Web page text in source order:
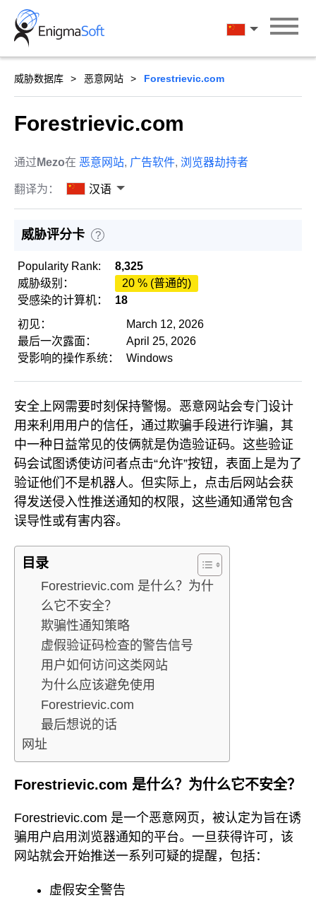
Skip
content
汉语
威胁数据库 恶意网站 Forestrievic.com
Forestrievic.com
通过 Mezo在 恶意网站, 广告软件, 浏览器劫持者
翻译为： 汉语
威胁评分卡 ?
Popularity Rank:
8,325
威胁级别：
20 % (普通的)
受感染的计算机：
18
初见：
March 12, 2026
最后一次露面：
April 25, 2026
受影响的操作系统：
Windows
安全上网需要时刻保持警惕。恶意网站会专门设计
用来利用用户的信任，通过欺骗手段进行诈骗，其
中一种日益常见的伎俩就是伪造验证码。这些验证
码会试图诱使访问者点击“允许”按钮，表面上是为了
验证他们不是机器人。但实际上，点击后网站会获
得发送侵入性推送通知的权限，这些通知通常包含
误导性或有害内容。
目录
Forestrievic.com 是什么？为什
么它不安全？
欺骗性通知策略
虚假验证码检查的警告信号
用户如何访问这类网站
为什么应该避免使用
Forestrievic.com
最后想说的话
网址
Forestrievic.com 是什么？为什么它不安全？
Forestrievic.com 是一个恶意网页，被认定为旨在诱
骗用户启用浏览器通知的平台。一旦获得许可，该
网站就会开始推送一系列可疑的提醒，包括：
虚假安全警告